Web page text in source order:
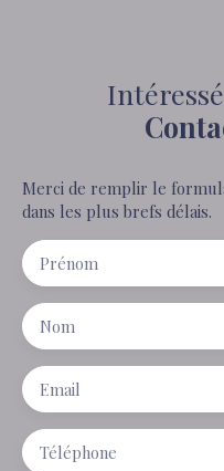
Merci de remplir le
dans les plus brefs délais.
Prénom
Nom
Email
Téléphone